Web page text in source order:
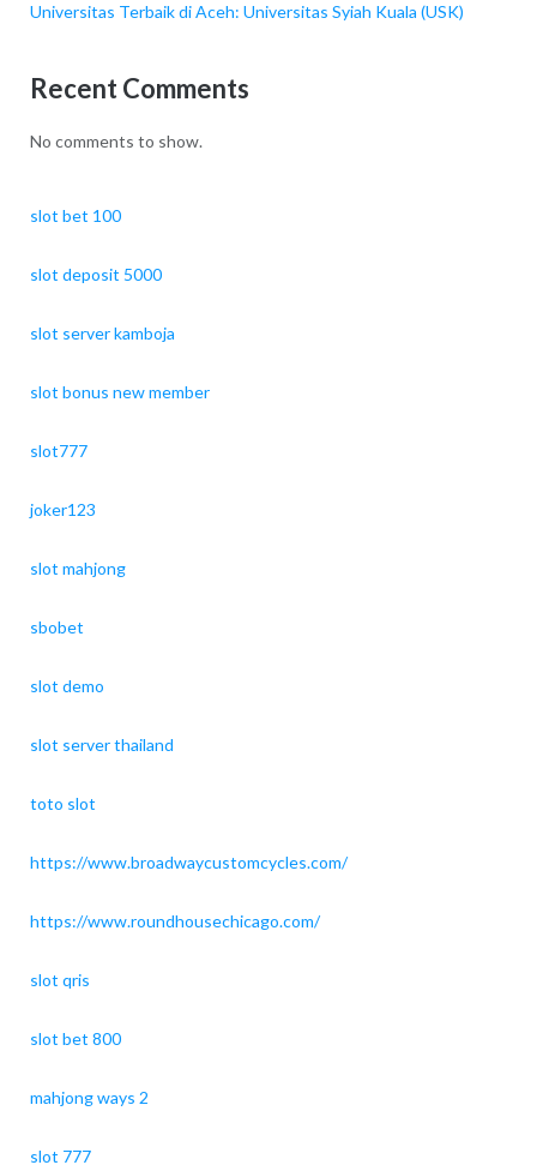
Universitas Terbaik di Aceh: Universitas Syiah Kuala (USK)
Recent Comments
No comments to show.
slot bet 100
slot deposit 5000
slot server kamboja
slot bonus new member
slot777
joker123
slot mahjong
sbobet
slot demo
slot server thailand
toto slot
https://www.broadwaycustomcycles.com/
https://www.roundhousechicago.com/
slot qris
slot bet 800
mahjong ways 2
slot 777